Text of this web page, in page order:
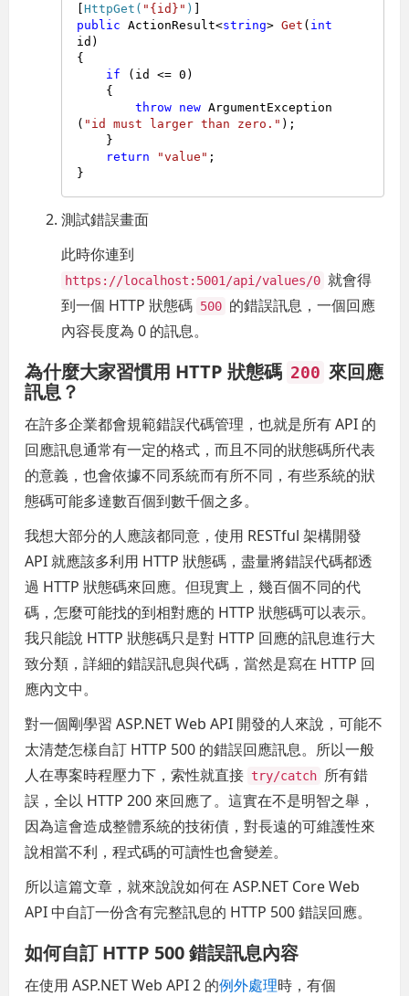
[HttpGet( "{id}" )
public ActionResult<string> Get ( int
id )
{
if (id <= 0 )
throw new ArgumentException
( "id must larger than zero." );
return
"value" ;
}
測試錯誤畫面
此時你連到
https://localhost:5001/api/values/0 就會得
到一個 HTTP 狀態碼 500 的錯誤訊息，一個回應
內容長度為 0 的訊息。
為什麼大家習慣用 HTTP 狀態碼 200 來回應
訊息？
在許多企業都會規範錯誤代碼管理，也就是所有 API 的
回應訊息通常有一定的格式，而且不同的狀態碼所代表
的意義，也會依據不同系統而有所不同，有些系統的狀
態碼可能多達數百個到數千個之多。
我想大部分的人應該都同意，使用 RESTful 架構開發
API 就應該多利用 HTTP 狀態碼，盡量將錯誤代碼都透
過 HTTP 狀態碼來回應。但現實上，幾百個不同的代
碼，怎麼可能找的到相對應的 HTTP 狀態碼可以表示。
我只能說 HTTP 狀態碼只是對 HTTP 回應的訊息進行大
致分類，詳細的錯誤訊息與代碼，當然是寫在 HTTP 回
應內文中。
對一個剛學習 ASP.NET Web API 開發的人來說，可能不
太清楚怎樣自訂 HTTP 500 的錯誤回應訊息。所以一般
人在專案時程壓力下，索性就直接 try/catch 所有錯
誤，全以 HTTP 200 來回應了。這實在不是明智之舉，
因為這會造成整體系統的技術債，對長遠的可維護性來
說相當不利，程式碼的可讀性也會變差。
所以這篇文章，就來說說如何在 ASP.NET Core Web
API 中自訂一份含有完整訊息的 HTTP 500 錯誤回應。
如何自訂 HTTP 500 錯誤訊息內容
在使用 ASP.NET Web API 2 的例外處理時，有個